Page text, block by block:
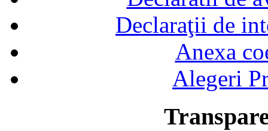
Declaraţii de
Anexa
Alegeri